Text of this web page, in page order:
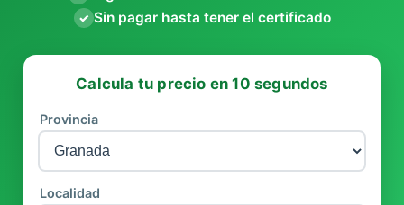
✓ Sin pagar hasta tener el certificado
Calcula tu precio en 10 segundos
Provincia
Localidad